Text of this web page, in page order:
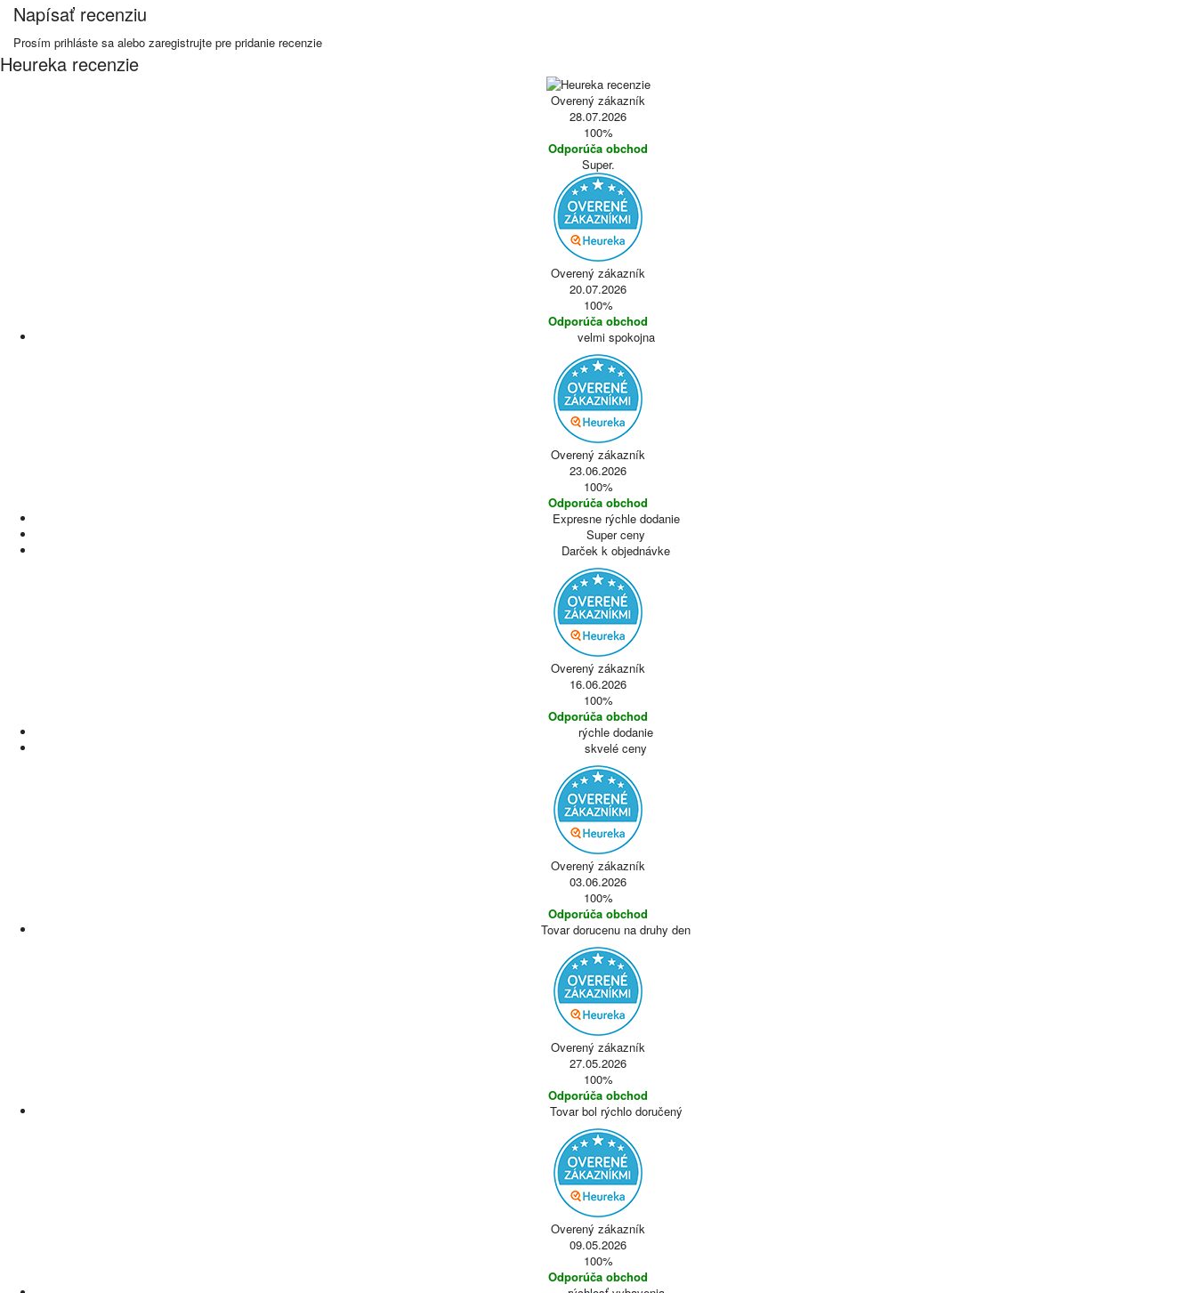
Napísať recenziu
Prosím prihláste sa alebo zaregistrujte pre pridanie recenzie
Heureka recenzie
Overený zákazník
28.07.2026
100%
Odporúča obchod
Super.
Overený zákazník
20.07.2026
100%
Odporúča obchod
velmi spokojna
Overený zákazník
23.06.2026
100%
Odporúča obchod
Expresne rýchle dodanie
Super ceny
Darček k objednávke
Overený zákazník
16.06.2026
100%
Odporúča obchod
rýchle dodanie
skvelé ceny
Overený zákazník
03.06.2026
100%
Odporúča obchod
Tovar dorucenu na druhy den
Overený zákazník
27.05.2026
100%
Odporúča obchod
Tovar bol rýchlo doručený
Overený zákazník
09.05.2026
100%
Odporúča obchod